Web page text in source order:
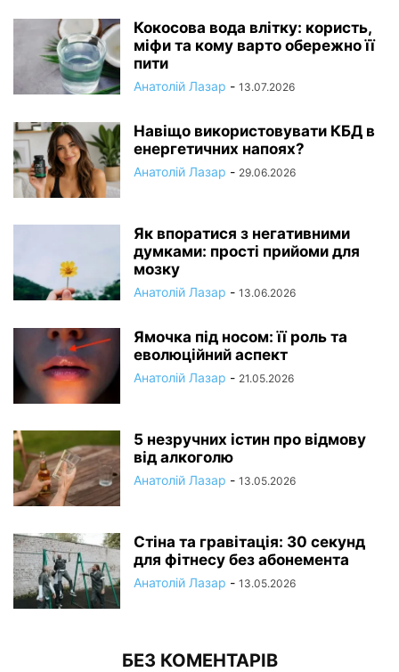
Кокосова вода влітку: користь,
міфи та кому варто обережно її
пити
Анатолій Лазар - 13.07.2026
Навіщо використовувати КБД в
енергетичних напоях?
Анатолій Лазар - 29.06.2026
Як впоратися з негативними
думками: прості прийоми для
мозку
Анатолій Лазар - 13.06.2026
Ямочка під носом: її роль та
еволюційний аспект
Анатолій Лазар - 21.05.2026
5 незручних істин про відмову
від алкоголю
Анатолій Лазар - 13.05.2026
Стіна та гравітація: 30 секунд
для фітнесу без абонемента
Анатолій Лазар - 13.05.2026
БЕЗ КОМЕНТАРІВ